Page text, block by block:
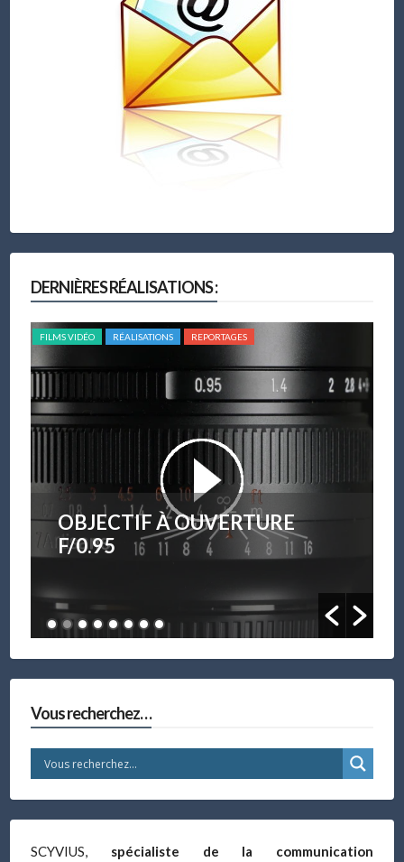
DERNIÈRES RÉALISATIONS :
FILMS VIDÉO RÉALISATIONS REPORTAGES
OBJECTIF À OUVERTURE
F/0.95
Vous recherchez…
SCYVIUS, spécialiste de la communication